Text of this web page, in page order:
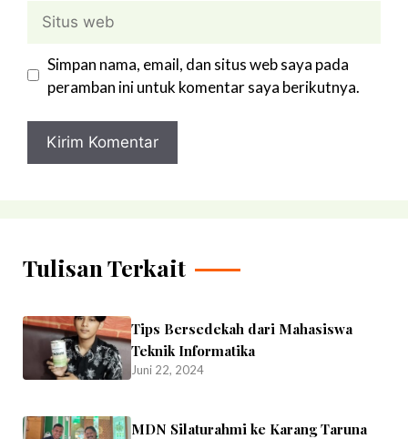
Situs
web
Simpan nama, email, dan situs web saya pada
peramban ini untuk komentar saya berikutnya.
Tulisan Terkait
Tips Bersedekah dari Mahasiswa
Teknik Informatika
Juni 22, 2024
MDN Silaturahmi ke Karang Taruna